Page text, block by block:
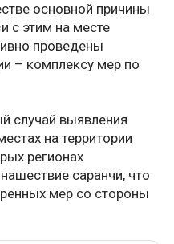
основной причины
с этим на месте
проведены
– комплексу мер по
случай выявления
на территории
регионах
саранчи, что
мер со стороны